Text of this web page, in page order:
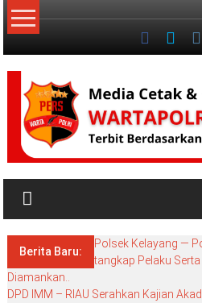
Lompat
ke
NKRI
BlogBerita Baru:
Polsek Kelayang —
tangkap Pelaku
Diamankan..
DPD IMM – RIAU Serahkan Kajian